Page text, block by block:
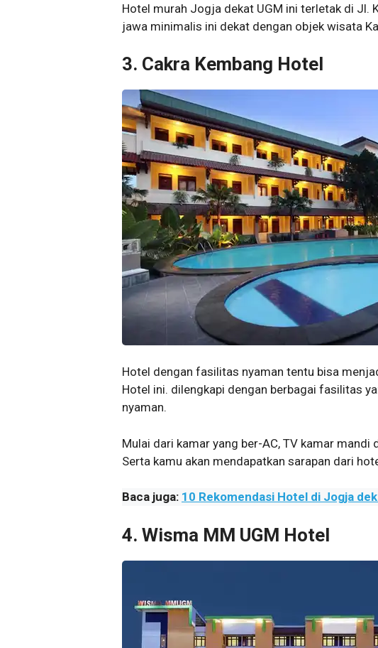
Hotel murah Jogja dekat UGM ini terletak di Jl.
jawa minimalis ini dekat dengan objek wisata
3. Cakra Kembang Hotel
Hotel dengan fasilitas nyaman tentu bisa
Hotel ini. dilengkapi dengan berbagai fasilitas
nyaman.
Mulai dari kamar yang ber-AC, TV kamar
Serta kamu akan mendapatkan sarapan dari
Baca juga: 10 Rekomendasi Hotel di Jogja
4. Wisma MM UGM Hotel